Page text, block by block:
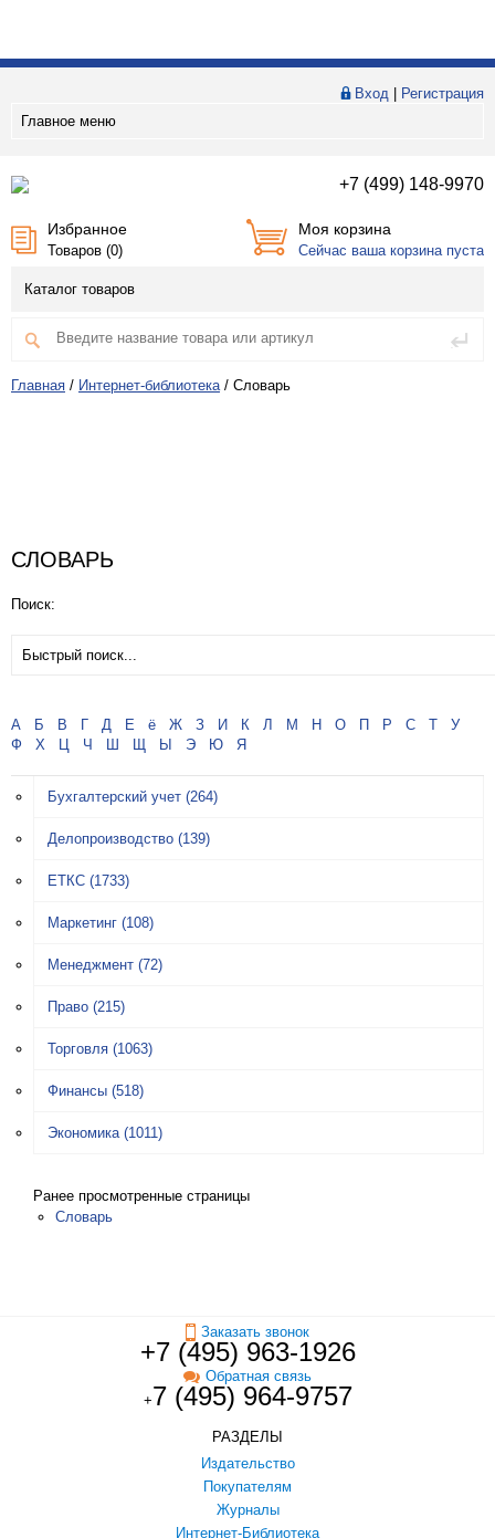
Вход
Регистрация
Главное меню
+7 (499) 148-9970
Избранное
Товаров (0)
Моя корзина
Сейчас ваша корзина пуста
Каталог товаров
Главная / Интернет-библиотека / Словарь
СЛОВАРЬ
Поиск:
А Б В Г Д Е ё Ж З И К Л М Н О П Р С Т
У
Ф
Х Ц Ч Ш Щ Ы Э Ю Я
Бухгалтерский учет (264)
Делопроизводство (139)
ЕТКС (1733)
Маркетинг (108)
Менеджмент (72)
Право (215)
Торговля (1063)
Финансы (518)
Экономика (1011)
Ранее просмотренные страницы
Словарь
Заказать звонок
+7 (495) 963-1926
Обратная связь
+7 (495) 964-9757
РАЗДЕЛЫ
Издательство
Покупателям
Журналы
Интернет-Библиотека